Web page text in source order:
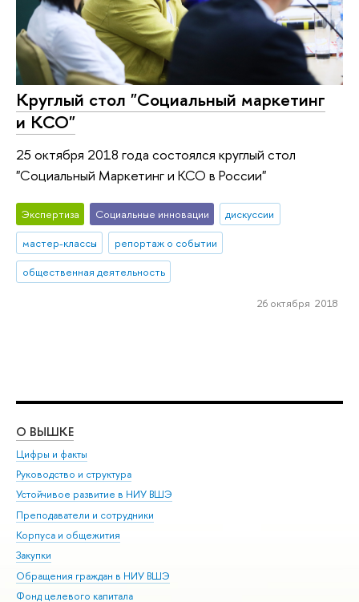
Круглый стол "Социальный маркетинг
и КСО"
25 октября 2018 года состоялся круглый стол
"Социальный Маркетинг и КСО в России"
Экспертиза Социальные инновации
дискуссии
мастер-классы
репортаж о событии
общественная деятельность
26 октября 2018
О ВЫШКЕ
Цифры и факты
Руководство и структура
Устойчивое развитие в НИУ ВШЭ
Преподаватели и сотрудники
Корпуса и общежития
Закупки
Обращения граждан в НИУ ВШЭ
Фонд целевого капитала